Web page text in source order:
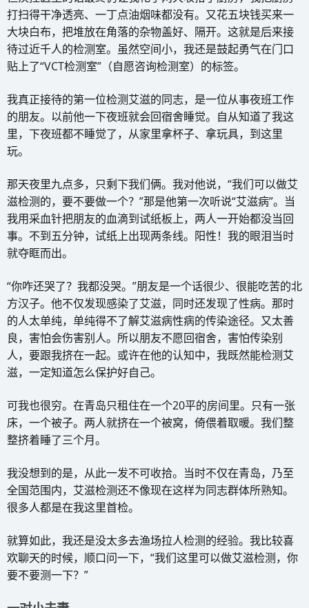
打扫得干净透亮、一丁点油烟味都没有。又花五块钱买来一
大块白布，把堆放在角落的杂物盖好、隔开。这就是后来接
待过近千人的检测室。虽然空间小，我还是鼓起勇气在门口
贴上了“VCT检测室”（自愿咨询检测室）的标签。
我真正接待的第一位检测艾滋的同志，是一位从事夜班工作
的朋友。以前他一下夜班就会回宿舍睡觉。自从知道了我这
里，下夜班都不睡觉了，从家里拿杯子、拿玩具，到这里
玩。
那天夜里九点多，只剩下我们俩。我对他说，“我们可以做艾
滋检测的，要不要做一个？”那是他第一次听说“艾滋病”。当
我用采血针把朋友的血滴到试纸板上，两人一开始都没当回
事。不到五分钟，试纸上出现两条线。阳性！我的眼泪当时
就夺眶而出。
“你咋还哭了？我都没哭。”朋友是一个话很少、很能吃苦的北
方汉子。他不仅发现感染了艾滋，同时还发现了性病。那时
的人太单纯，单纯得不了解艾滋病性病的传染途径。又太善
良，害怕会伤害别人。所以朋友不愿回宿舍，害怕传染别
人，要跟我挤在一起。或许在他的认知中，我既然能检测艾
滋，一定知道怎么保护好自己。
可我也很穷。在青岛只租住在一个20平的房间里。只有一张
床，一个被子。两人就挤在一个被窝，倚偎着取暖。我们整
整挤着睡了三个月。
我没想到的是，从此一发不可收拾。当时不仅在青岛，乃至
全国范围内，艾滋检测还不像现在这样为同志群体所熟知。
很多人都是在我这里首检。
就算如此，我还是没太多去渔场拉人检测的经验。我比较喜
欢聊天的时候，顺口问一下，“我们这里可以做艾滋检测，你
要不要测一下？”